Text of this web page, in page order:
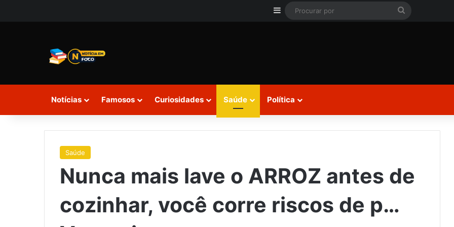
Barra Lateral
Notícias Famosos Curiosidades Saúde Política
Saúde
Nunca mais lave o ARROZ antes de
cozinhar, você corre riscos de p…